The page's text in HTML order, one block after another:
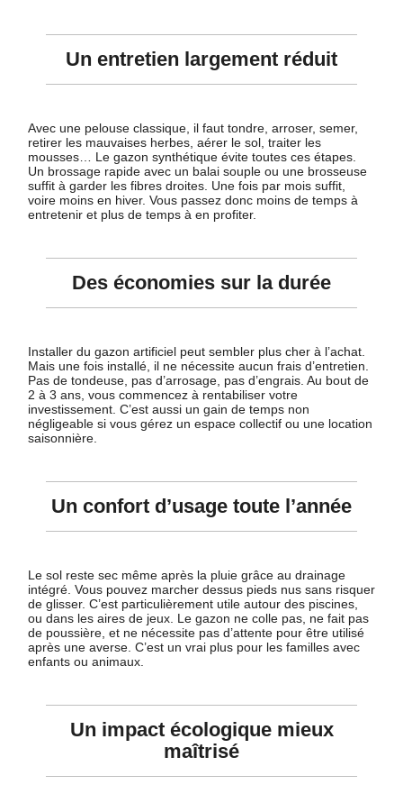
Un entretien largement réduit
Avec une pelouse classique, il faut tondre, arroser, semer,
retirer les mauvaises herbes, aérer le sol, traiter les
mousses… Le gazon synthétique évite toutes ces étapes.
Un brossage rapide avec un balai souple ou une brosseuse
suffit à garder les fibres droites. Une fois par mois suffit,
voire moins en hiver. Vous passez donc moins de temps à
entretenir et plus de temps à en profiter.
Des économies sur la durée
Installer du gazon artificiel peut sembler plus cher à l’achat.
Mais une fois installé, il ne nécessite aucun frais d’entretien.
Pas de tondeuse, pas d’arrosage, pas d’engrais. Au bout de
2 à 3 ans, vous commencez à rentabiliser votre
investissement. C’est aussi un gain de temps non
négligeable si vous gérez un espace collectif ou une location
saisonnière.
Un confort d’usage toute l’année
Le sol reste sec même après la pluie grâce au drainage
intégré. Vous pouvez marcher dessus pieds nus sans risquer
de glisser. C’est particulièrement utile autour des piscines,
ou dans les aires de jeux. Le gazon ne colle pas, ne fait pas
de poussière, et ne nécessite pas d’attente pour être utilisé
après une averse. C’est un vrai plus pour les familles avec
enfants ou animaux.
Un impact écologique mieux
maîtrisé